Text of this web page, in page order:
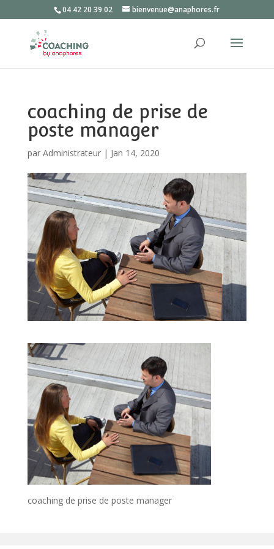
04 42 20 39 02 bienvenue@anaphores.fr
coaching de prise de
poste manager
par Administrateur| Jan 14, 2020
coaching de prise de poste manager